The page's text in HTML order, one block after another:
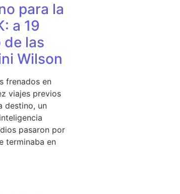
para la
a 19
de las
Wilson
frenados en
viajes previos
destino, un
pasaron por
terminaba en